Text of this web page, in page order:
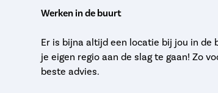
Werken in de buurt
Er is bijna altijd een locatie bij jou in de
je eigen regio aan de slag te gaan! Zo
beste advies.